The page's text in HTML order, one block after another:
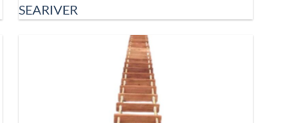
SEARIVER